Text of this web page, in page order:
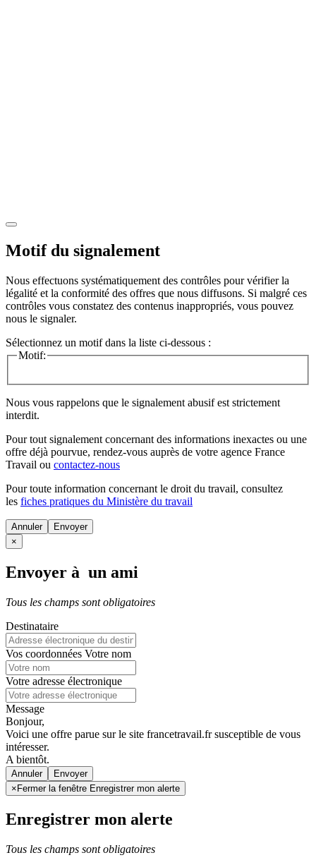
Motif du signalement
Nous effectuons systématiquement des contrôles pour vérifier la
légalité et la conformité des offres que nous diffusons. Si malgré ces
contrôles vous constatez des contenus inappropriés, vous pouvez
nous le signaler.
Sélectionnez un motif dans la liste ci-dessous :
Motif:
Nous vous rappelons que le signalement abusif est strictement
interdit.
Pour tout signalement concernant des informations inexactes ou une
offre déjà pourvue, rendez-vous auprès de votre agence France
Travail ou contactez-nous
Pour toute information concernant le droit du travail, consultez
les fiches pratiques du Ministère du travail
Annuler
×
Envoyer à un ami
Tous les champs sont obligatoires
Destinataire
Vos coordonnées Votre nom
Votre adresse électronique
Message
Bonjour,
Voici une offre parue sur le site francetravail.fr susceptible de vous
intéresser.
A bientôt.
Annuler
× Fermer la fenêtre Enregistrer mon alerte
Enregistrer mon alerte
Tous les champs sont obligatoires